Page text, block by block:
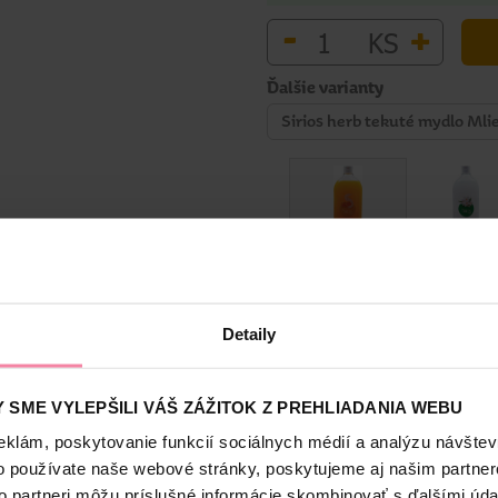
Detaily
SME VYLEPŠILI VÁŠ ZÁŽITOK Z PREHLIADANIA WEBU
poskytovanie funkcií sociálnych médií a analýzu
používate naše webové stránky, poskytujeme aj našim
- KS +
Ďalšie varianty
Sirios herb tekuté mydlo
a medu. Dokonale odstraňuje všetky nečistoty. Obsah